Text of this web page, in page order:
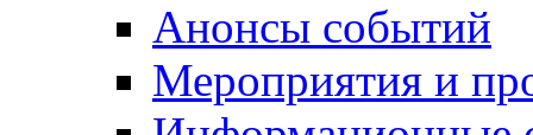
Анонсы событий
Мероприятия и